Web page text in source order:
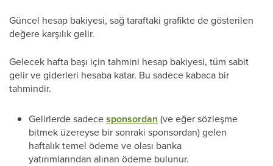
Güncel hesap bakiyesi, sağ taraftaki grafikte de gösterilen
değere karşılık gelir.
Gelecek hafta başı için tahmini hesap bakiyesi, tüm sabit
gelir ve giderleri hesaba katar. Bu sadece kabaca bir
tahmindir.
Gelirlerde sadecesponsordan (ve eğer sözleşme
bitmek üzereyse bir sonraki sponsordan) gelen
haftalık temel ödeme ve olası banka
yatırımlarından alınan ödeme bulunur.